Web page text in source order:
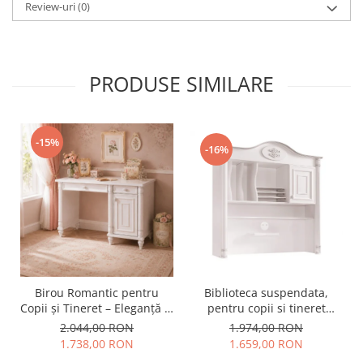
Review-uri(0)
PRODUSE SIMILARE
-15%
Birou Romantic pentru
Copii și Tineret – Eleganță și
Funcționalitate, 117x62x75
cm
2.044,00 RON
1.738,00 RON
-16%
Biblioteca suspendata,
pentru copii si tineret
Colectia Romantic,
117x37x119 cm
1.974,00 RON
1.659,00 RON